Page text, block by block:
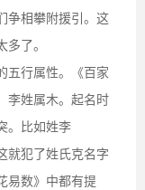
争相攀附援引。这
了。
五行属性。《百家
李姓属木。起名时
。比如姓李
就犯了姓氏克名字
易数》中都有提